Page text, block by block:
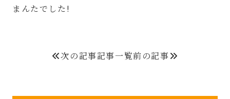
まんたでした!
次の記事記事一覧前の記事